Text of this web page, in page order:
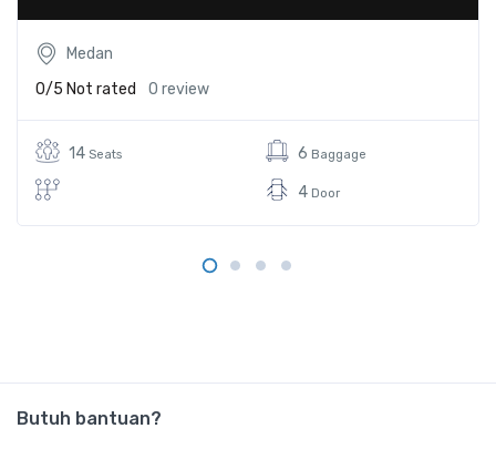
Medan
0/5 Not rated 0 review
14 Seats 6 Baggage
4 Door
Butuh bantuan?